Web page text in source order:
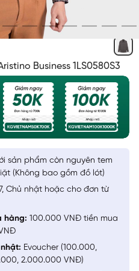
Business 1LS0580S3
sản phẩm còn nguyên tem
(Không bao gồm đồ lót)
Chủ nhật hoặc cho đơn từ
hàng: 100.000 VNĐ tiền mua
Evoucher (100.000,
2.000.000 VNĐ)